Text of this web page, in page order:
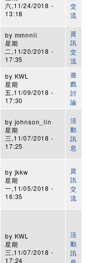
六,11/24/2018 -
13:18
交
流
by mmnnii
星期
二,11/20/2018 -
17:35
資
訊
交
流
by KWL
星期
五,11/09/2018 -
17:30
遊
戲
討
論
by johnson_lin
星期
三,11/07/2018 -
17:25
活
動
訊
息
by jkkw
星期
一,11/05/2018 -
16:35
資
訊
交
流
by KWL
星期
三,11/07/2018 -
17:24
活
動
訊